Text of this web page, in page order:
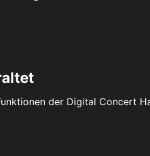
der Digital Concert